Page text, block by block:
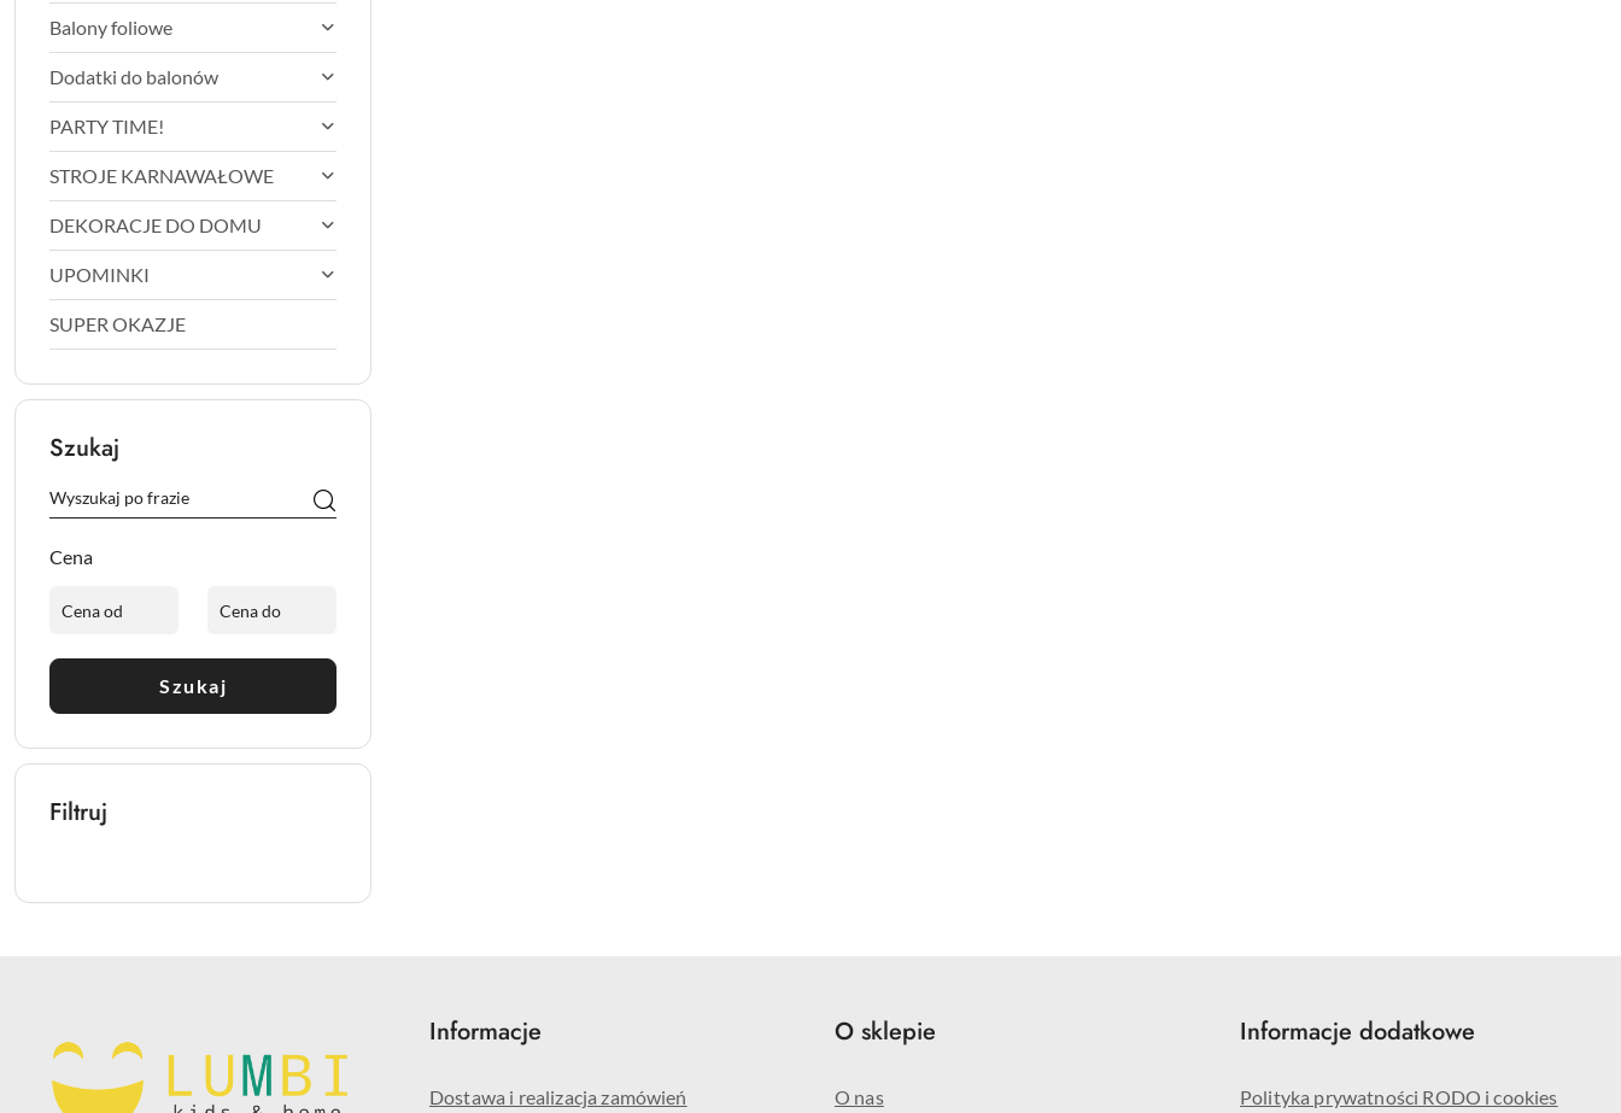
Balony foliowe
Dodatki do balonów
PARTY TIME!
STROJE KARNAWAŁOWE
DEKORACJE DO DOMU
UPOMINKI
SUPER OKAZJE
Szukaj
Cena
Szukaj
Filtruj
Informacje
Dostawa i realizacja zamówień
O sklepie
O nas
Informacje dodatkowe
Polityka prywatności RODO i cookies